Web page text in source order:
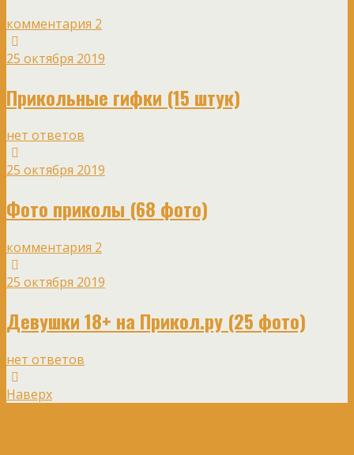
комментария 2
25 октября 2019
Прикольные гифки (15 штук)
нет ответов
25 октября 2019
Фото приколы (68 фото)
комментария 2
25 октября 2019
Девушки 18+ на Прикол.ру (25 фото)
нет ответов
Наверх